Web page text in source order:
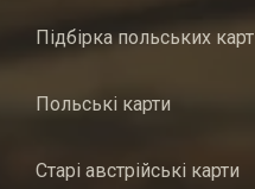
Підбірка польських карт
Польські карти
Старі австрійські карти